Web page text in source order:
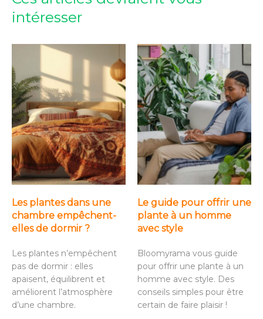
intéresser
Les plantes dans une
chambre empêchent-
elles de dormir ?
Les plantes n’empêchent
pas de dormir : elles
apaisent, équilibrent et
améliorent l’atmosphère
d’une chambre.
Le guide pour offrir une
plante à un homme
avec style
Bloomyrama vous guide
pour offrir une plante à un
homme avec style. Des
conseils simples pour être
certain de faire plaisir !